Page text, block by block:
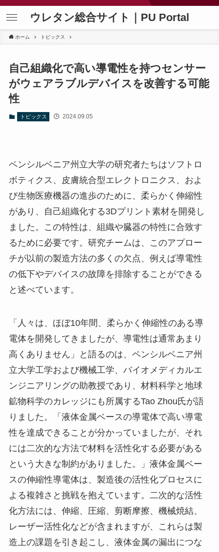
ウレタン総合サイト｜PU Portal
ホーム トピックス
自己組織化で高い導電性を持つセンサー
がウェアラブルデバイスを改善する可能
性
トピックス 2024.09.05
ペンシルベニア州立大学の研究者たちはソフトロ
ボティクス、皮膚統合型エレクトロニクス、およ
び生物医療機器の進歩のために、柔らかく伸縮性
があり、自己組織化する3Dプリント素材を開発し
ました。この特性は、組織や臓器の特性に合致す
るために必要です。研究チームは、このアプロー
チが以前の製造方法の多くの欠点、例えば導電性
の低下やデバイスの故障を排除することができる
と述べています。
「人々は、ほぼ10年間、柔らかく伸縮性のある導
電体を開発してきましたが、導電性は通常あまり
高くありません」と語るのは、ペンシルベニア州
立大学工学および機械工学、バイオメディカルエ
ンジニアリングの助教授であり、材料科学と地球
鉱物科学のカレッジにも所属するTao Zhou氏が語
りました。「液体金属ベースの導電体で高い導電
性を達成できることが分かっていましたが、それ
には二次的な方法で材料を活性化する必要がある
という大きな制約がありました。」液体金属ベー
スの伸縮性導電体は、製造後の活性化プロセスに
よる複雑さと挑戦を抱えています。二次的な活性
化方法には、伸縮、圧縮、剪断摩擦、機械焼結、
レーザー活性化などが含まれますが、これらは製
造上の課題を引き起こし、液体金属の漏出につな